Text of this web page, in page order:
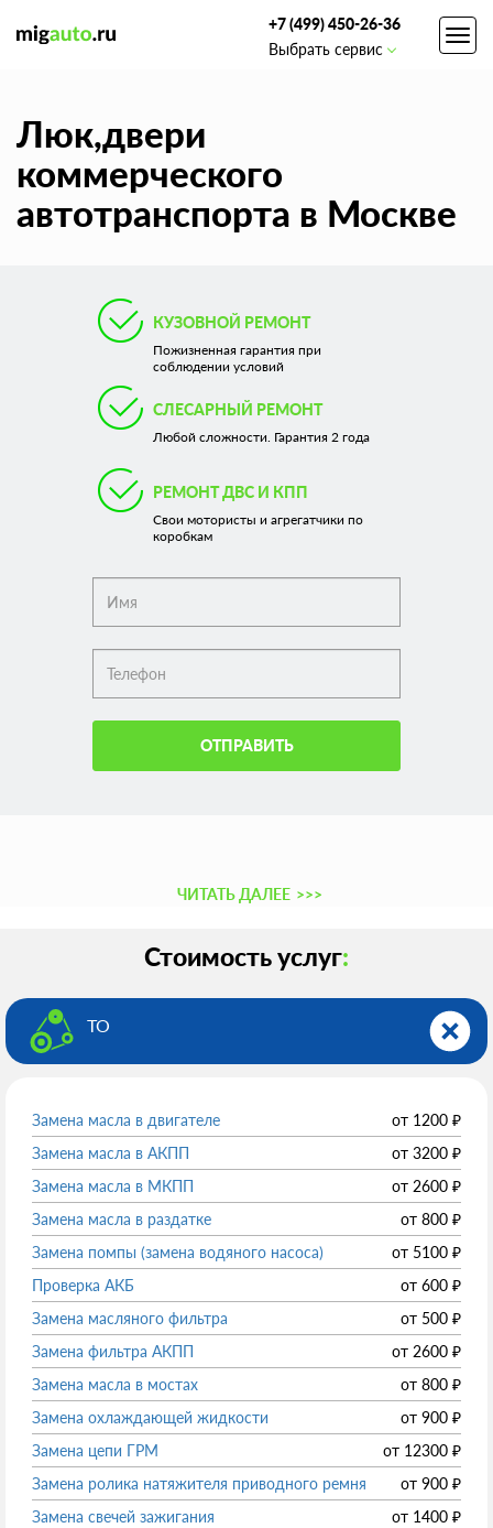
+7 (499) 450-26-36
Выбрать сервис
Люк,двери
коммерческого
автотранспорта в Москве
КУЗОВНОЙ РЕМОНТ
Пожизненная гарантия при
соблюдении условий
СЛЕСАРНЫЙ РЕМОНТ
Любой сложности. Гарантия 2 года
РЕМОНТ ДВС И КПП
Свои мотористы и агрегатчики по
коробкам
ОТПРАВИТЬ
ЧИТАТЬ ДАЛЕЕ >>>
Стоимость услуг:
ТО
Замена масла в двигателе от 1200 ₽
Замена масла в АКПП
от 3200 ₽
Замена масла в МКПП
от 2600 ₽
Замена масла в раздатке
от 800 ₽
Замена помпы (замена водяного насоса)
от 5100 ₽
Проверка АКБ
от 600 ₽
Замена масляного фильтра
от 500 ₽
Замена фильтра АКПП
от 2600 ₽
Замена масла в мостах
от 800 ₽
Замена охлаждающей жидкости
от 900 ₽
Замена цепи ГРМ
от 12300 ₽
Замена ролика натяжителя приводного ремня
от 900 ₽
Замена свечей зажигания
от 1400 ₽